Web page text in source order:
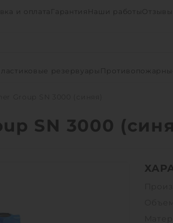
и оплата Гарантия Наши работы Отзывы
резервуары
SN 3000